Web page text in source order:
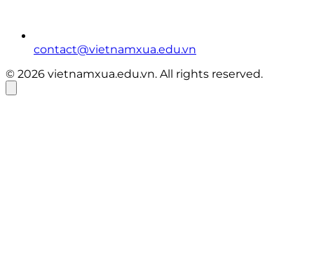
contact@vietnamxua.edu.vn
© 2026 vietnamxua.edu.vn. All rights reserved.